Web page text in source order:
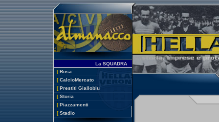
La SQUADRA
[ Rosa
[ CalcioMercato
[ Prestiti Gialloblu
[ Storia
[ Piazzamenti
[ Stadio